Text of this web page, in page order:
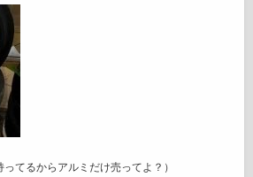
てるからアルミだけ売ってよ？）